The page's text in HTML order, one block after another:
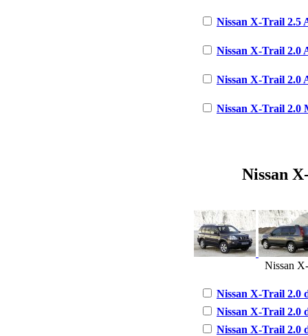
Nissan X-Trail 2.5
Nissan X-Trail 2.0
Nissan X-Trail 2.0
Nissan X-Trail 2.0
Nissan
Nissan
Nissan X-Trail 2.0
Nissan X-Trail 2.0
Nissan X-Trail 2.0